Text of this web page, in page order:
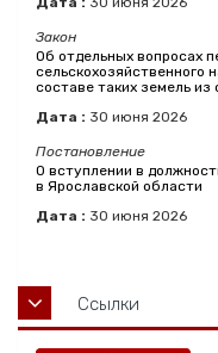
Закон
Об отдельных вопросах
сельскохозяйственного
составе таких земель из
Дата : 30 июня 2026
Постановление
О вступлении в
в Ярославской области
Дата : 30 июня 2026
Ссылки